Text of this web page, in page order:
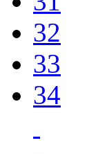
32
33
34